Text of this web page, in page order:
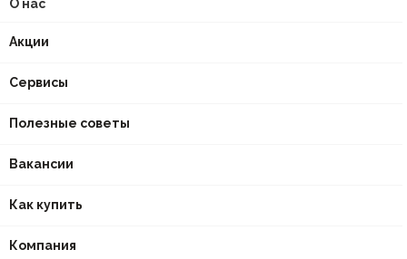
О нас
Акции
Сервисы
Полезные советы
Вакансии
Как купить
Компания